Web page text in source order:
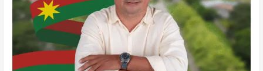
en
proceso
de
pérdida